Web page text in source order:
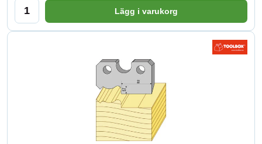
Lägg i varukorg